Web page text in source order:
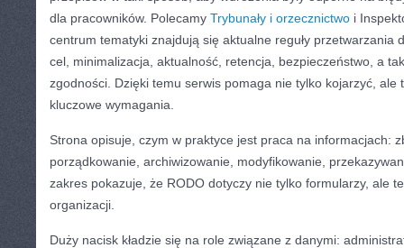
dla pracowników. Polecamy Trybunały i orzecznictwo i
centrum tematyki znajdują się aktualne reguły przetwarzania
cel, minimalizacja, aktualność, retencja, bezpieczeństwo, a
zgodności. Dzięki temu serwis pomaga nie tylko kojarzyć, ale
kluczowe wymagania.
Strona opisuje, czym w praktyce jest praca na informacjach:
porządkowanie, archiwizowanie, modyfikowanie,
zakres pokazuje, że RODO dotyczy nie tylko formularzy, ale
organizacji.
Duży nacisk kładzie się na role związane z danymi: